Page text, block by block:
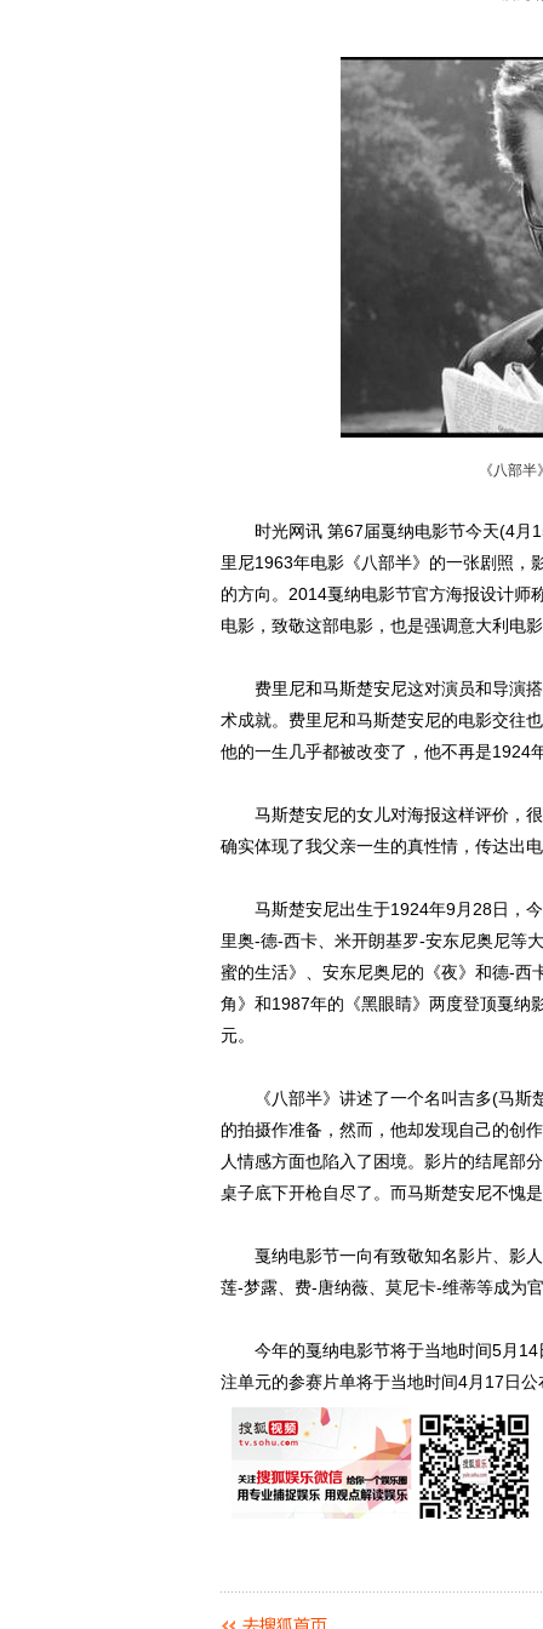
《八部
时光网讯 第67届戛纳电影节今天(4月
里尼1963年电影《八部半》的一张剧照，
的方向。2014戛纳电影节官方海报设计师
电影，致敬这部电影，也是强调意大利电
费里尼和马斯楚安尼这对演员和导演搭
术成就。费里尼和马斯楚安尼的电影交往
他的一生几乎都被改变了，他不再是1924
马斯楚安尼的女儿对海报这样评价，很
确实体现了我父亲一生的真性情，传达出
马斯楚安尼出生于1924年9月28日，今
里奥-德-西卡、米开朗基罗-安东尼奥尼等
蜜的生活》、安东尼奥尼的《夜》和德-西
角》和1987年的《黑眼睛》两度登顶戛纳
元。
《八部半》讲述了一个名叫吉多(马斯
的拍摄作准备，然而，他却发现自己的创
人情感方面也陷入了困境。影片的结尾部
桌子底下开枪自尽了。而马斯楚安尼不愧
戛纳电影节一向有致敬知名影片、影人
莲-梦露、费-唐纳薇、莫尼卡-维蒂等成为
今年的戛纳电影节将于当地时间5月14
注单元的参赛片单将于当地时间4月17日公